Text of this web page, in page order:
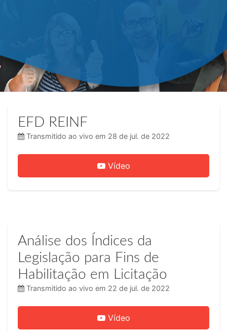
EFD REINF
Transmitido ao vivo em 28 de jul. de 2022
Vídeo
Análise dos Índices da
Legislação para Fins de
Habilitação em Licitação
Transmitido ao vivo em 22 de jul. de 2022
Vídeo